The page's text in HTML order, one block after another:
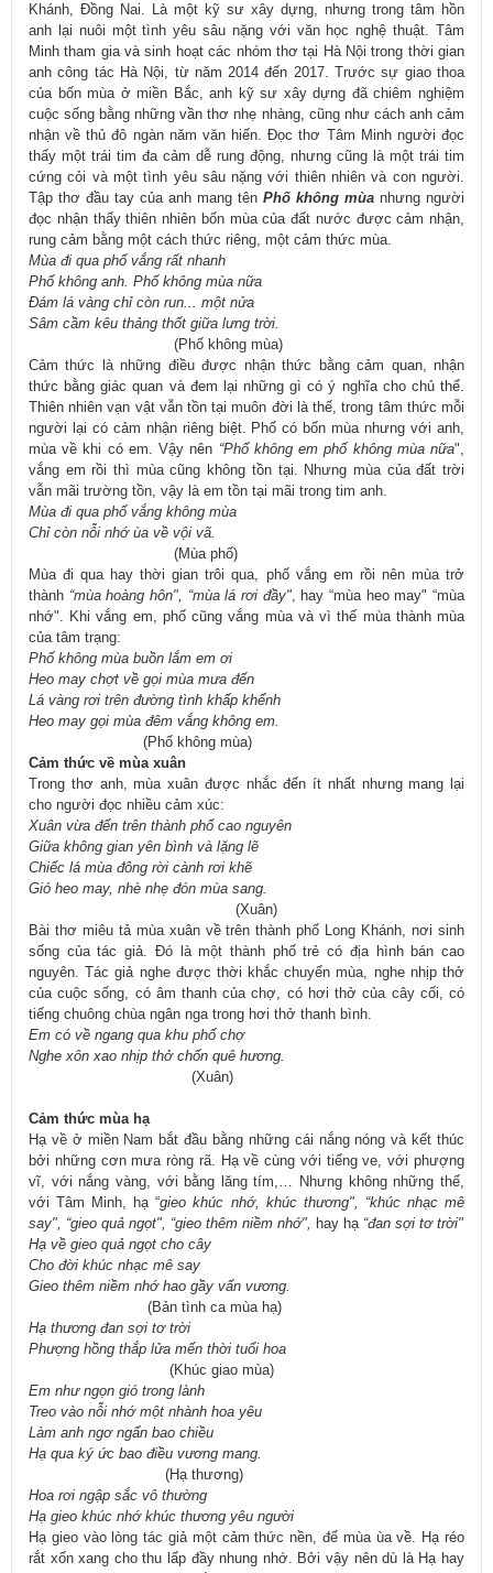
Khánh, Đồng Nai. Là một kỹ sư xây dựng, nhưng trong tâm hồn
anh lại nuôi một tình yêu sâu nặng với văn học nghệ thuật. Tâm
Minh tham gia và sinh hoạt các nhóm thơ tại Hà Nội trong thời gian
anh công tác Hà Nội, từ năm 2014 đến 2017. Trước sự giao thoa
của bốn mùa ở miền Bắc, anh kỹ sư xây dựng đã chiêm nghiệm
cuộc sống bằng những vần thơ nhẹ nhàng, cũng như cách anh cảm
nhận về thủ đô ngàn năm văn hiến. Đọc thơ Tâm Minh người đọc
thấy một trái tim đa cảm dễ rung động, nhưng cũng là một trái tim
cứng cỏi và một tình yêu sâu nặng với thiên nhiên và con người.
Tập thơ đầu tay của anh mang tên Phố không mùa nhưng người
đọc nhận thấy thiên nhiên bốn mùa của đất nước được cảm nhận,
rung cảm bằng một cách thức riêng, một cảm thức mùa.
Mùa đi qua phố vắng rất nhanh
Phố không anh. Phố không mùa nữa
Đám lá vàng chỉ còn run... một nửa
Sâm cầm kêu thảng thốt giữa lưng trời.
(Phố không mùa)
Cảm thức là những điều được nhận thức bằng cảm quan, nhận
thức bằng giác quan và đem lại những gì có ý nghĩa cho chủ thể.
Thiên nhiên vạn vật vẫn tồn tại muôn đời là thế, trong tâm thức mỗi
người lại có cảm nhận riêng biệt. Phố có bốn mùa nhưng với anh,
mùa về khi có em. Vậy nên “Phố không em phố không mùa nữa",
vắng em rồi thì mùa cũng không tồn tại. Nhưng mùa của đất trời
vẫn mãi trường tồn, vậy là em tồn tại mãi trong tim anh.
Mùa đi qua phố vắng không mùa
Chỉ còn nỗi nhớ ùa về vội vã.
(Mùa phố)
Mùa đi qua hay thời gian trôi qua, phố vắng em rồi nên mùa trở
thành “mùa hoàng hôn", “mùa lá rơi đầy", hay “mùa heo may" “mùa
nhớ". Khi vắng em, phố cũng vắng mùa và vì thế mùa thành mùa
của tâm trạng:
Phố không mùa buồn lắm em ơi
Heo may chợt về gọi mùa mưa đến
Lá vàng rơi trên đường tình khấp khểnh
Heo may gọi mùa đêm vắng không em.
(Phố không mùa)
Cảm thức về mùa xuân
Trong thơ anh, mùa xuân được nhắc đến ít nhất nhưng mang lại
cho người đọc nhiều cảm xúc:
Xuân vừa đến trên thành phố cao nguyên
Giữa không gian yên bình và lặng lẽ
Chiếc lá mùa đông rời cành rơi khẽ
Gió heo may, nhè nhẹ đón mùa sang.
(Xuân)
Bài thơ miêu tả mùa xuân về trên thành phố Long Khánh, nơi sinh
sống của tác giả. Đó là một thành phố trẻ có địa hình bán cao
nguyên. Tác giả nghe được thời khắc chuyển mùa, nghe nhịp thở
của cuộc sống, có âm thanh của chợ, có hơi thở của cây cối, có
tiếng chuông chùa ngân nga trong hơi thở thanh bình.
Em có về ngang qua khu phố chợ
Nghe xôn xao nhịp thở chốn quê hương.
(Xuân)
Cảm thức mùa hạ
Hạ về ở miền Nam bắt đầu bằng những cái nắng nóng và kết thúc
bởi những cơn mưa ròng rã. Hạ về cùng với tiếng ve, với phượng
vĩ, với nắng vàng, với bằng lăng tím,… Nhưng không những thế,
với Tâm Minh, hạ “gieo khúc nhớ, khúc thương", “khúc nhạc mê
say", “gieo quả ngọt", “gieo thêm niềm nhớ", hay hạ“đan sợi tơ trời"
Hạ về gieo quả ngọt cho cây
Cho đời khúc nhạc mê say
Gieo thêm niềm nhớ hao gầy vấn vương.
(Bản tình ca mùa hạ)
Hạ thương đan sợi tơ trời
Phượng hồng thắp lửa mến thời tuổi hoa
(Khúc giao mùa)
Em như ngọn gió trong lành
Treo vào nỗi nhớ một nhành hoa yêu
Làm anh ngơ ngẩn bao chiều
Hạ qua ký ức bao điều vương mang.
(Hạ thương)
Hoa rơi ngập sắc vô thường
Hạ gieo khúc nhớ khúc thương yêu người
Hạ gieo vào lòng tác giả một cảm thức nền, để mùa ùa về. Hạ réo
rắt xốn xang cho thu lấp đầy nhung nhớ. Bởi vậy nên dù là Hạ hay